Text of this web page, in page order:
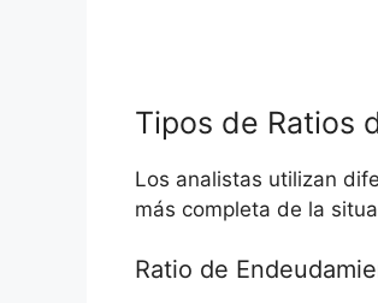
Tipos⁣ de Ratios
Los analistas utilizan
más completa de ‌la
Ratio de